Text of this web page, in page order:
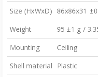
Size (HxWxD)
86x86x31
Weight
95 ±1 g /
Mounting
Ceiling
Shell material
Plastic